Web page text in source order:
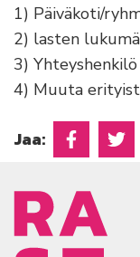
1) Päiväkoti/
2) lasten
3)
4) Muuta
Jaa: Jaa